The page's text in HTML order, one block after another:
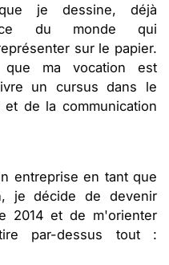
je dessine, déjà
du monde qui
sur le papier.
ma vocation est
un cursus dans le
de la communication
entreprise en tant que
je décide de devenir
2014 et de m'orienter
par-dessus tout :